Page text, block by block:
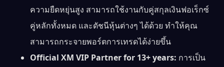
ความยืดหยุ่นสูง สามารถใช้งานกับคู่สกุลเงินฟอเร็กซ์
คู่หลักทั้งหมด และดัชนีหุ้นต่างๆ ได้ด้วย ทำให้คุณ
สามารถกระจายพอร์ตการเทรดได้ง่ายขึ้น
Official XM VIP Partner for 13+ years: การเป็น